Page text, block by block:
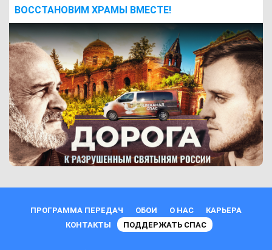
ВОCСТАНОВИМ ХРАМЫ ВМЕСТЕ!
ПРОГРАММА ПЕРЕДАЧ ОБОИ О НАС
КАРЬЕРА
КОНТАКТЫ
ПОДДЕРЖАТЬ СПАС